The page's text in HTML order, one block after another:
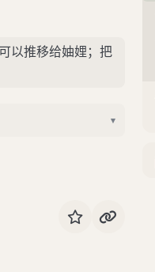
以推移给妯娌；把
▾